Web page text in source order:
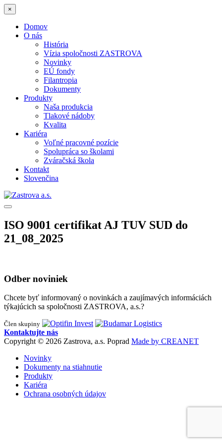
×
Domov
O nás
História
Vízia spoločnosti ZASTROVA
Novinky
EÚ fondy
Filantropia
Dokumenty
Produkty
Naša produkcia
Tlakové nádoby
Kvalita
Kariéra
Voľné pracovné pozície
Spolupráca so školami
Zváračská škola
Kontakt
Slovenčina
ISO 9001 certifikat AJ TUV SUD do
21_08_2025
Odber noviniek
Chcete byť informovaný o novinkách a zaujímavých informáciách
týkajúcich sa spoločnosti ZASTROVA, a.s.?
Člen skupiny
Kontaktujte nás
Copyright © 2026 Zastrova, a.s. Poprad Made by CREANET
Novinky
Dokumenty na stiahnutie
Produkty
Kariéra
Ochrana osobných údajov